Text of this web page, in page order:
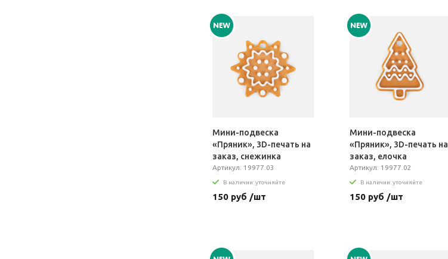
Мини-подвеска
«Пряник», 3D-печать на
заказ, снежинка
Артикул: 19977.03
В наличии: уточняйте
150 руб /шт
Мини-подвеска
«Пряник», 3D-печать на
заказ, елочка
Артикул: 19977.02
В наличии: уточняйте
150 руб /шт